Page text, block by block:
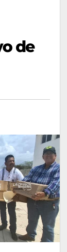
de